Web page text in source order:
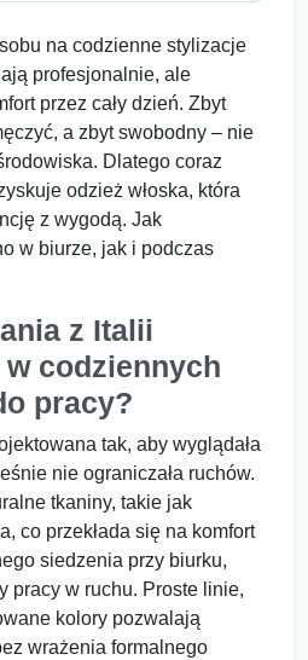
na codzienne stylizacje
profesjonalnie, ale
przez cały dzień. Zbyt
a zbyt swobodny – nie
Dlatego coraz
odzież włoska, która
z wygodą. Jak
w biurze, jak i podczas
z Italii
codziennych
pracy?
tak, aby wyglądała
nie ograniczała ruchów.
tkaniny, takie jak
co przekłada się na komfort
siedzenia przy biurku,
pracy w ruchu. Proste linie,
kolory pozwalają
wrażenia formalnego